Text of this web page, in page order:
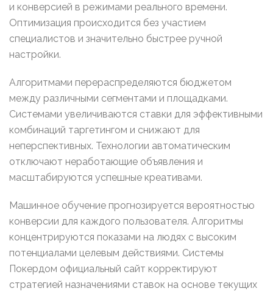
и конверсией в режимами реального времени.
Оптимизация происходится без участием
специалистов и значительно быстрее ручной
настройки.
Алгоритмами перераспределяются бюджетом
между различными сегментами и площадками.
Системами увеличиваются ставки для эффективными
комбинаций таргетингом и снижают для
неперспективных. Технологии автоматическим
отключают неработающие объявления и
масштабируются успешные креативами.
Машинное обучение прогнозируется вероятностью
конверсии для каждого пользователя. Алгоритмы
концентрируются показами на людях с высоким
потенциалами целевым действиями. Системы
Покердом официальный сайт корректируют
стратегией назначениями ставок на основе текущих